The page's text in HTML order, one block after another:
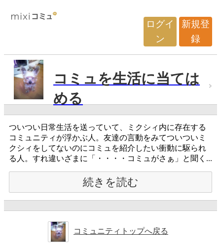
ログイ
ン
新規登
録
コミュを生活に当ては
める
ついつい日常生活を送っていて、ミクシィ内に存在する
コミュニティが浮かぶ人。友達の言動をみてついついミ
クシィをしてないのにコミュを紹介したい衝動に駆られ
る人。すれ違いざまに「・・・・コミュがさぁ」と聞く...
続きを読む
コミュニティトップへ戻る